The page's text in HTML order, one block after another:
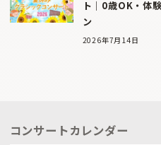
ト｜0歳OK・体
ン
2026年7月14日
コンサートカレンダー